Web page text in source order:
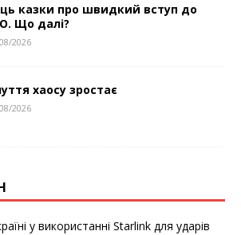
казки про швидкий вступ до
Що далі?
2026
хаосу зростає
2026
у використанні Starlink для ударів